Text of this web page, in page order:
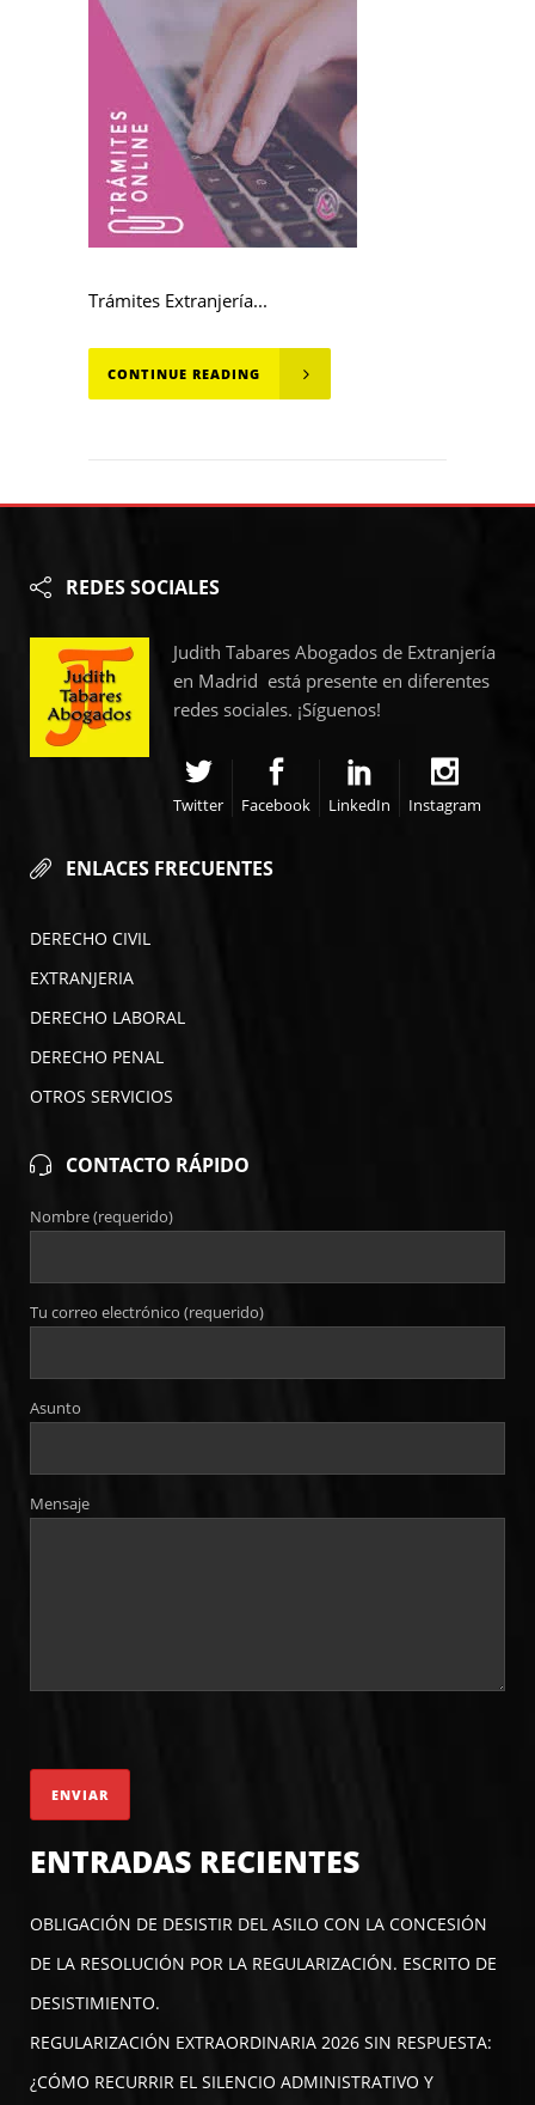
Trámites Extranjería...
CONTINUE READING
REDES SOCIALES
Judith Tabares Abogados de Extranjería
en Madrid está presente en diferentes
redes sociales. ¡Síguenos!
Twitter Facebook LinkedIn Instagram
ENLACES FRECUENTES
DERECHO CIVIL
EXTRANJERIA
DERECHO LABORAL
DERECHO PENAL
OTROS SERVICIOS
CONTACTO RÁPIDO
Nombre (requerido)
Tu correo electrónico (requerido)
Asunto
Mensaje
ENTRADAS RECIENTES
OBLIGACIÓN DE DESISTIR DEL ASILO CON LA CONCESIÓN
DE LA RESOLUCIÓN POR LA REGULARIZACIÓN. ESCRITO DE
DESISTIMIENTO.
REGULARIZACIÓN EXTRAORDINARIA 2026 SIN RESPUESTA:
¿CÓMO RECURRIR EL SILENCIO ADMINISTRATIVO Y